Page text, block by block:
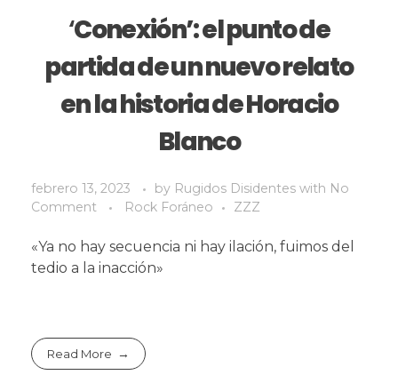
‘Conexión’: el punto de
partida de un nuevo relato
en la historia de Horacio
Blanco
febrero 13, 2023 by Rugidos Disidentes with No
Comment
Rock Foráneo ZZZ
«Ya no hay secuencia ni hay ilación, fuimos del
tedio a la inacción»
Read More